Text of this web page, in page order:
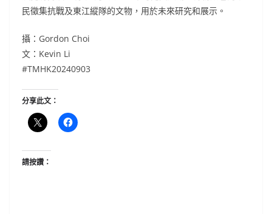
民徵集抗戰及東江縱隊的文物，用於未來研究和展示。
攝：Gordon Choi
文：Kevin Li
#TMHK20240903
分享此文：
請按讚：